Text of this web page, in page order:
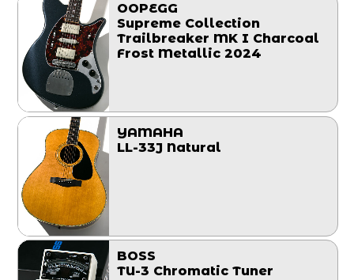
OOPEGG
Supreme Collection
Trailbreaker MK I Charcoal
Frost Metallic 2024
YAMAHA
LL-33J Natural
BOSS
TU-3 Chromatic Tuner